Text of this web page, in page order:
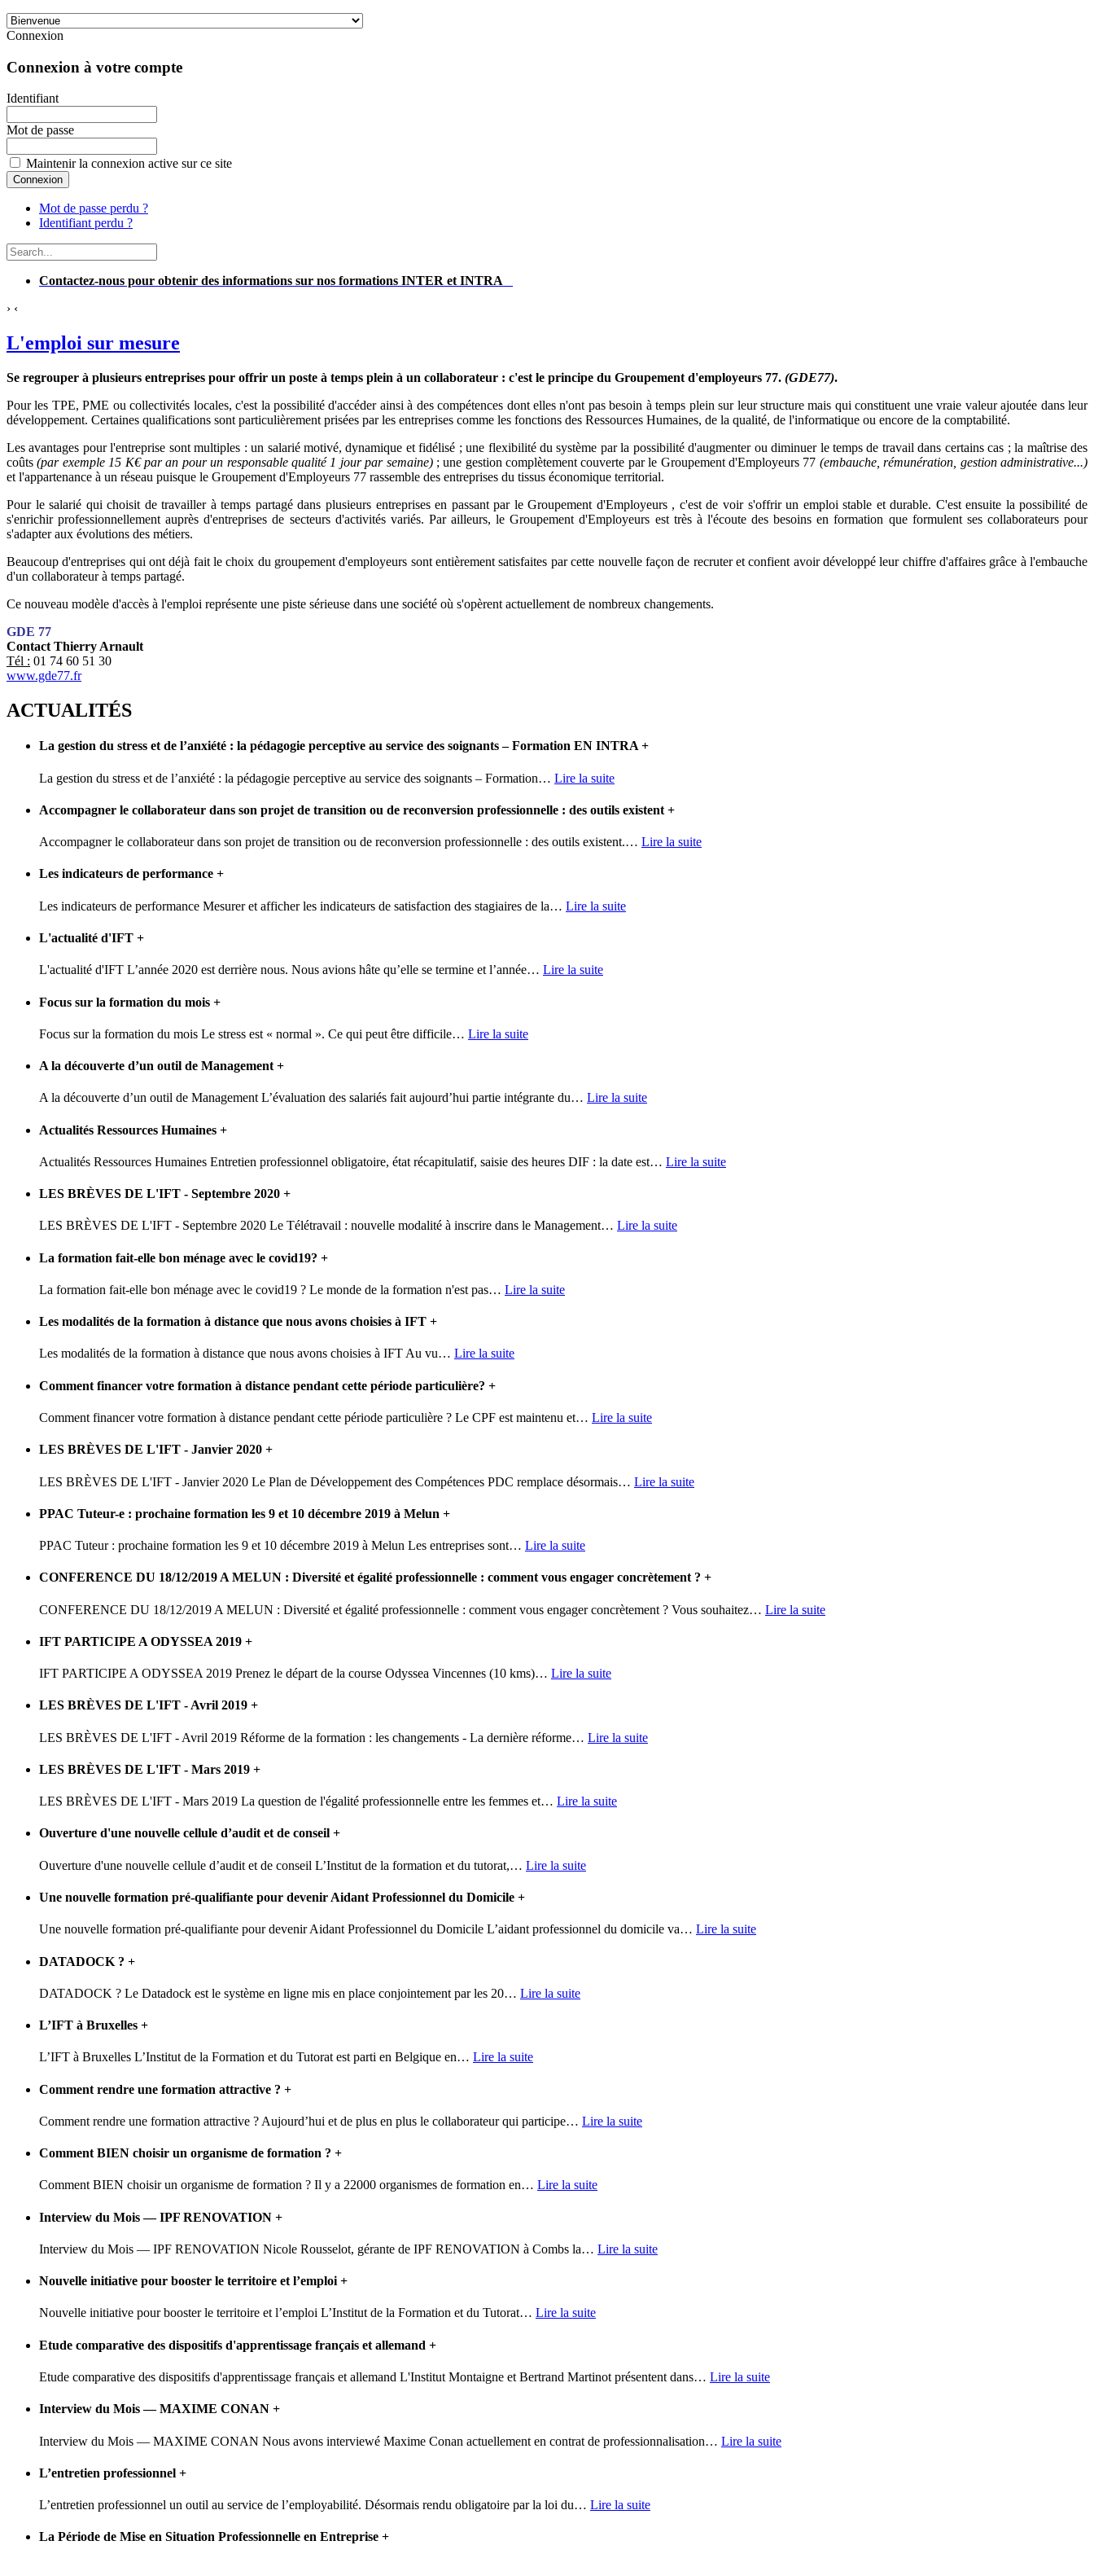
Connexion
Connexion à votre compte
Identifiant
Mot de passe
Maintenir la connexion active sur ce site
Mot de passe perdu ?
Identifiant perdu ?
Contactez-nous pour obtenir des informations sur nos formations INTER et INTRA
› ‹
L'emploi sur mesure
Se regrouper à plusieurs entreprises pour offrir un poste à temps plein à un collaborateur : c'est le principe du Groupement d'employeurs 77. (GDE77).
Pour les TPE, PME ou collectivités locales, c'est la possibilité d'accéder ainsi à des compétences dont elles n'ont pas besoin à temps plein sur leur structure mais qui constituent une vraie valeur ajoutée dans leur
développement. Certaines qualifications sont particulièrement prisées par les entreprises comme les fonctions des Ressources Humaines, de la qualité, de l'informatique ou encore de la comptabilité.
Les avantages pour l'entreprise sont multiples : un salarié motivé, dynamique et fidélisé ; une flexibilité du système par la possibilité d'augmenter ou diminuer le temps de travail dans certains cas ; la maîtrise des
coûts(par exemple 15 K€ par an pour un responsable qualité 1 jour par semaine); une gestion complètement couverte par le Groupement d'Employeurs 77 (embauche, rémunération, gestion administrative...)
et l'appartenance à un réseau puisque le Groupement d'Employeurs 77 rassemble des entreprises du tissus économique territorial.
Pour le salarié qui choisit de travailler à temps partagé dans plusieurs entreprises en passant par le Groupement d'Employeurs , c'est de voir s'offrir un emploi stable et durable. C'est ensuite la possibilité de
s'enrichir professionnellement auprès d'entreprises de secteurs d'activités variés. Par ailleurs, le Groupement d'Employeurs est très à l'écoute des besoins en formation que formulent ses collaborateurs pour
s'adapter aux évolutions des métiers.
Beaucoup d'entreprises qui ont déjà fait le choix du groupement d'employeurs sont entièrement satisfaites par cette nouvelle façon de recruter et confient avoir développé leur chiffre d'affaires grâce à l'embauche
d'un collaborateur à temps partagé.
Ce nouveau modèle d'accès à l'emploi représente une piste sérieuse dans une société où s'opèrent actuellement de nombreux changements.
GDE 77
Contact Thierry Arnault
Tél : 01 74 60 51 30
www.gde77.fr
ACTUALITÉS
La gestion du stress et de l’anxiété : la pédagogie perceptive au service des soignants – Formation EN INTRA+
La gestion du stress et de l’anxiété : la pédagogie perceptive au service des soignants – Formation… Lire la suite
Accompagner le collaborateur dans son projet de transition ou de reconversion professionnelle : des outils existent +
Accompagner le collaborateur dans son projet de transition ou de reconversion professionnelle : des outils existent.… Lire la suite
Les indicateurs de performance +
Les indicateurs de performance Mesurer et afficher les indicateurs de satisfaction des stagiaires de la… Lire la suite
L'actualité d'IFT +
L'actualité d'IFT L’année 2020 est derrière nous. Nous avions hâte qu’elle se termine et l’année… Lire la suite
Focus sur la formation du mois +
Focus sur la formation du mois Le stress est « normal ». Ce qui peut être difficile… Lire la suite
A la découverte d’un outil de Management +
A la découverte d’un outil de Management L’évaluation des salariés fait aujourd’hui partie intégrante du… Lire la suite
Actualités Ressources Humaines +
Actualités Ressources Humaines Entretien professionnel obligatoire, état récapitulatif, saisie des heures DIF : la date est… Lire la suite
LES BRÈVES DE L'IFT - Septembre 2020 +
LES BRÈVES DE L'IFT - Septembre 2020 Le Télétravail : nouvelle modalité à inscrire dans le Management… Lire la suite
La formation fait-elle bon ménage avec le covid19? +
La formation fait-elle bon ménage avec le covid19 ? Le monde de la formation n'est pas… Lire la suite
Les modalités de la formation à distance que nous avons choisies à IFT +
Les modalités de la formation à distance que nous avons choisies à IFT Au vu… Lire la suite
Comment financer votre formation à distance pendant cette période particulière? +
Comment financer votre formation à distance pendant cette période particulière ? Le CPF est maintenu et… Lire la suite
LES BRÈVES DE L'IFT - Janvier 2020 +
LES BRÈVES DE L'IFT - Janvier 2020 Le Plan de Développement des Compétences PDC remplace désormais… Lire la suite
PPAC Tuteur-e : prochaine formation les 9 et 10 décembre 2019 à Melun +
PPAC Tuteur : prochaine formation les 9 et 10 décembre 2019 à Melun Les entreprises sont… Lire la suite
CONFERENCE DU 18/12/2019 A MELUN : Diversité et égalité professionnelle : comment vous engager concrètement ? +
CONFERENCE DU 18/12/2019 A MELUN : Diversité et égalité professionnelle : comment vous engager concrètement ? Vous souhaitez… Lire la suite
IFT PARTICIPE A ODYSSEA 2019 +
IFT PARTICIPE A ODYSSEA 2019 Prenez le départ de la course Odyssea Vincennes (10 kms)… Lire la suite
LES BRÈVES DE L'IFT - Avril 2019 +
LES BRÈVES DE L'IFT - Avril 2019 Réforme de la formation : les changements - La dernière réforme… Lire la suite
LES BRÈVES DE L'IFT - Mars 2019 +
LES BRÈVES DE L'IFT - Mars 2019 La question de l'égalité professionnelle entre les femmes et… Lire la suite
Ouverture d'une nouvelle cellule d’audit et de conseil +
Ouverture d'une nouvelle cellule d’audit et de conseil L’Institut de la formation et du tutorat,… Lire la suite
Une nouvelle formation pré-qualifiante pour devenir Aidant Professionnel du Domicile +
Une nouvelle formation pré-qualifiante pour devenir Aidant Professionnel du Domicile L’aidant professionnel du domicile va… Lire la suite
DATADOCK ? +
DATADOCK ? Le Datadock est le système en ligne mis en place conjointement par les 20… Lire la suite
L’IFT à Bruxelles +
L’IFT à Bruxelles L’Institut de la Formation et du Tutorat est parti en Belgique en… Lire la suite
Comment rendre une formation attractive ? +
Comment rendre une formation attractive ? Aujourd’hui et de plus en plus le collaborateur qui participe… Lire la suite
Comment BIEN choisir un organisme de formation ? +
Comment BIEN choisir un organisme de formation ? Il y a 22000 organismes de formation en… Lire la suite
Interview du Mois — IPF RENOVATION +
Interview du Mois — IPF RENOVATION Nicole Rousselot, gérante de IPF RENOVATION à Combs la… Lire la suite
Nouvelle initiative pour booster le territoire et l’emploi +
Nouvelle initiative pour booster le territoire et l’emploi L’Institut de la Formation et du Tutorat… Lire la suite
Etude comparative des dispositifs d'apprentissage français et allemand +
Etude comparative des dispositifs d'apprentissage français et allemand L'Institut Montaigne et Bertrand Martinot présentent dans… Lire la suite
Interview du Mois — MAXIME CONAN +
Interview du Mois — MAXIME CONAN Nous avons interviewé Maxime Conan actuellement en contrat de professionnalisation… Lire la suite
L’entretien professionnel +
L’entretien professionnel un outil au service de l’employabilité. Désormais rendu obligatoire par la loi du… Lire la suite
La Période de Mise en Situation Professionnelle en Entreprise +